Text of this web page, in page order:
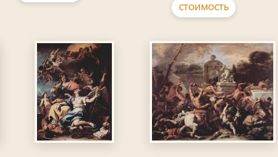
СТОИМОСТЬ